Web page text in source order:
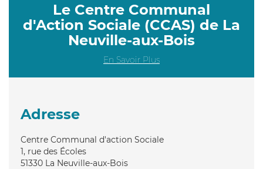
Le Centre Communal
d'Action Sociale (CCAS) de La
Neuville-aux-Bois
En Savoir Plus
Adresse
Centre Communal d'action Sociale
1, rue des Écoles
51330 La Neuville-aux-Bois